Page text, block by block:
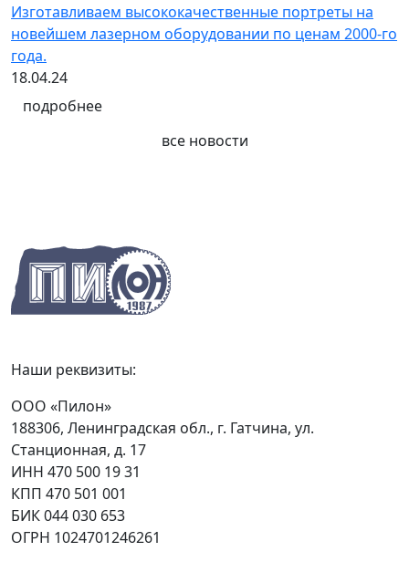
Изготавливаем высококачественные портреты на
новейшем лазерном оборудовании по ценам 2000-го
года.
18.04.24
подробнее
все новости
Наши реквизиты:
ООО «Пилон»
188306, Ленинградская обл., г. Гатчина, ул.
Станционная, д. 17
ИНН 470 500 19 31
КПП 470 501 001
БИК 044 030 653
ОГРН 1024701246261